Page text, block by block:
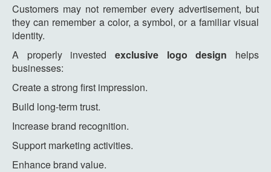
Customers may not remember every advertisement, but
they can remember a color, a symbol, or a familiar visual
identity.
A properly invested exclusive logo design helps
businesses:
Create a strong first impression.
Build long-term trust.
Increase brand recognition.
Support marketing activities.
Enhance brand value.